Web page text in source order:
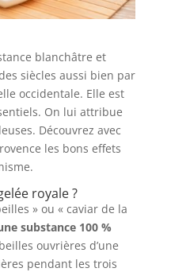
blanchâtre et
siècles aussi bien par
occidentale. Elle est
On lui attribue
Découvrez avec
les bons effets
royale ?
» ou « caviar de la
substance 100 %
ouvrières d’une
pendant les trois